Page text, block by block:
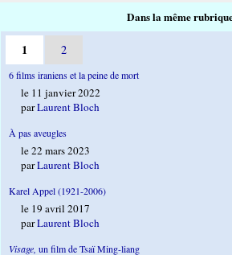
Dans la même
1 2
6 films iraniens et la peine de mort
le 11 janvier 2022
parLaurent Bloch
À pas aveugles
le 22 mars 2023
parLaurent Bloch
Karel Appel (1921-2006)
le 19 avril 2017
parLaurent Bloch
Visage, un film de Tsaï Ming-liang